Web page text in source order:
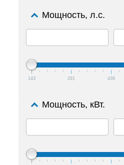
Мощность, л.с.
143 291 439
Мощность, кВт.